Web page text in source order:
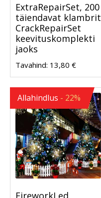
ExtraRepairSet, 200
täiendavat klambrit
CrackRepairSet
keevituskomplekti
jaoks
Tavahind: 13,80 €
Allahindlus - 22%
FireworkLed,